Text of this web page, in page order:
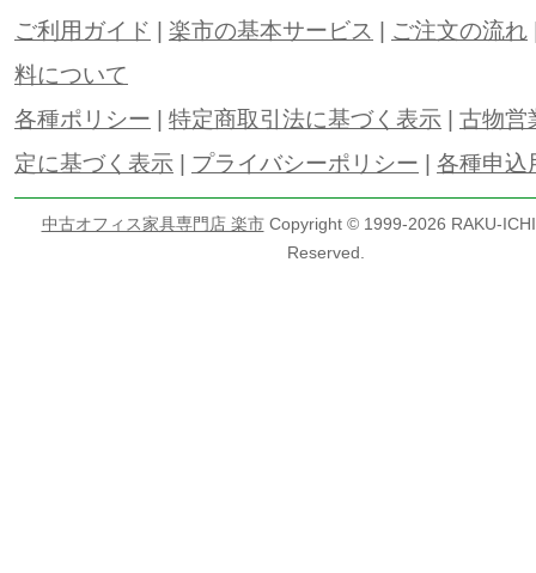
ご利用ガイド | 楽市の基本サービス | ご注文の流れ
料について
各種ポリシー | 特定商取引法に基づく表示 | 古物営
定に基づく表示 | プライバシーポリシー | 各種申込
中古オフィス家具専門店 楽市Copyright © 1999-2026 RAKU-
Reserved.